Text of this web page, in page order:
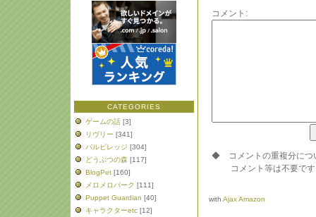
CATEGORIES
ゲームの話 [3]
リヴリー [341]
バルビレッジ [304]
どうぶつの森 [117]
BlogPet [160]
メロメロパーク [111]
Puppet Guardian [40]
キャラクターetc [12]
コメント:
◆ コメントの重複分につ
コメント等は不要です
with Ajax Amazon